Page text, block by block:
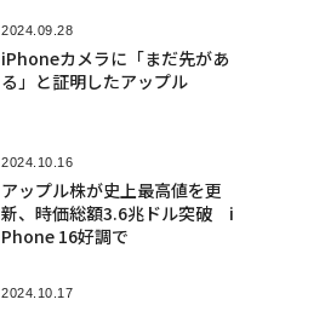
2024.09.28
iPhoneカメラに「まだ先があ
る」と証明したアップル
2024.10.16
アップル株が史上最高値を更
新、時価総額3.6兆ドル突破 i
Phone 16好調で
2024.10.17